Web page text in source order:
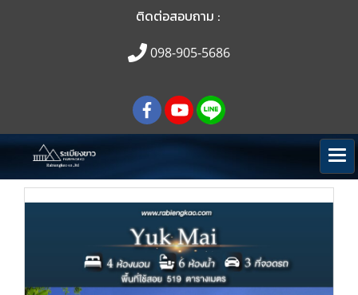
ติดต่อสอบถาม :
098-905-5686